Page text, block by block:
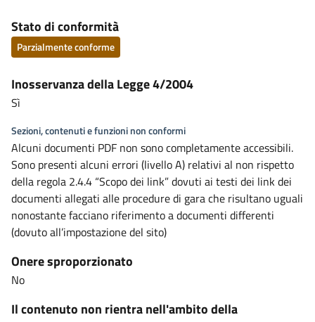
Stato di conformità
Parzialmente conforme
Inosservanza della Legge 4/2004
Sì
Sezioni, contenuti e funzioni non conformi
Alcuni documenti PDF non sono completamente accessibili.
Sono presenti alcuni errori (livello A) relativi al non rispetto
della regola 2.4.4 “Scopo dei link” dovuti ai testi dei link dei
documenti allegati alle procedure di gara che risultano uguali
nonostante facciano riferimento a documenti differenti
(dovuto all’impostazione del sito)
Onere sproporzionato
No
Il contenuto non rientra nell'ambito della